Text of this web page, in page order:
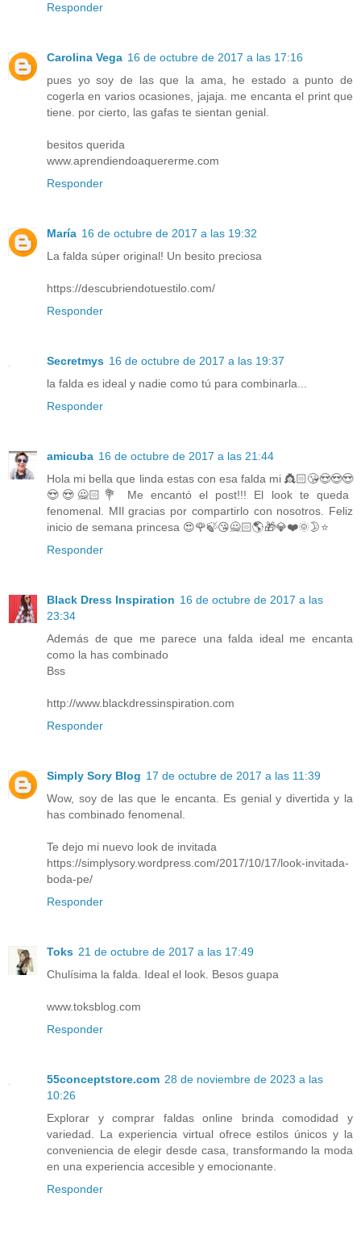
Responder
Carolina Vega 16 de octubre de 2017 a las 17:16
pues yo soy de las que la ama, he estado a punto de
cogerla en varios ocasiones, jajaja. me encanta el print que
tiene. por cierto, las gafas te sientan genial.
besitos querida
www.aprendiendoaquererme.com
Responder
María 16 de octubre de 2017 a las 19:32
La falda súper original! Un besito preciosa
https://descubriendotuestilo.com/
Responder
Secretmys 16 de octubre de 2017 a las 19:37
la falda es ideal y nadie como tú para combinarla...
Responder
amicuba 16 de octubre de 2017 a las 21:44
Hola mi bella que linda estas con esa falda mi 👸🏻😘😍😍😍
😍😍🙅🏻💐 Me encantó el post!!! El look te queda
fenomenal. MIl gracias por compartirlo con nosotros. Feliz
inicio de semana princesa 😍🌹🍃😘🙅🏻🌎🎁💎❤️️🌞🌛⭐️
Responder
Black Dress Inspiration 16 de octubre de 2017 a las
23:34
Además de que me parece una falda ideal me encanta
como la has combinado
Bss
http://www.blackdressinspiration.com
Responder
Simply Sory Blog 17 de octubre de 2017 a las 11:39
Wow, soy de las que le encanta. Es genial y divertida y la
has combinado fenomenal.
Te dejo mi nuevo look de invitada
https://simplysory.wordpress.com/2017/10/17/look-invitada-
boda-pe/
Responder
Toks 21 de octubre de 2017 a las 17:49
Chulísima la falda. Ideal el look. Besos guapa
www.toksblog.com
Responder
55conceptstore.com 28 de noviembre de 2023 a las
10:26
Explorar y comprar faldas online brinda comodidad y
variedad. La experiencia virtual ofrece estilos únicos y la
conveniencia de elegir desde casa, transformando la moda
en una experiencia accesible y emocionante.
Responder